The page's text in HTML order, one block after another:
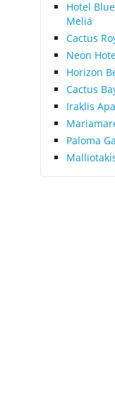
Personal
hilfsbereit
gutes
Speisen
zubereitet
auch
allerdings
nahmen
Hotel
Meliá
Cactus
Neon
Horizon
Cactus
Iraklis
Paloma